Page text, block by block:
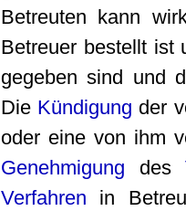
Betreuten kann
Betreuer bestellt ist
gegeben sind und
Die Kündigung der
oder eine von ihm
Genehmigung des
Verfahren in